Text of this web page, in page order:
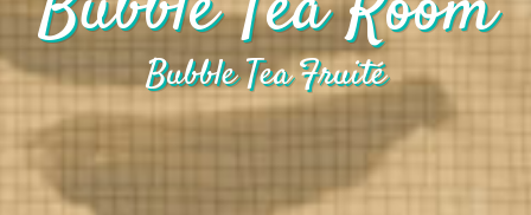
Bubble Tea Fruité